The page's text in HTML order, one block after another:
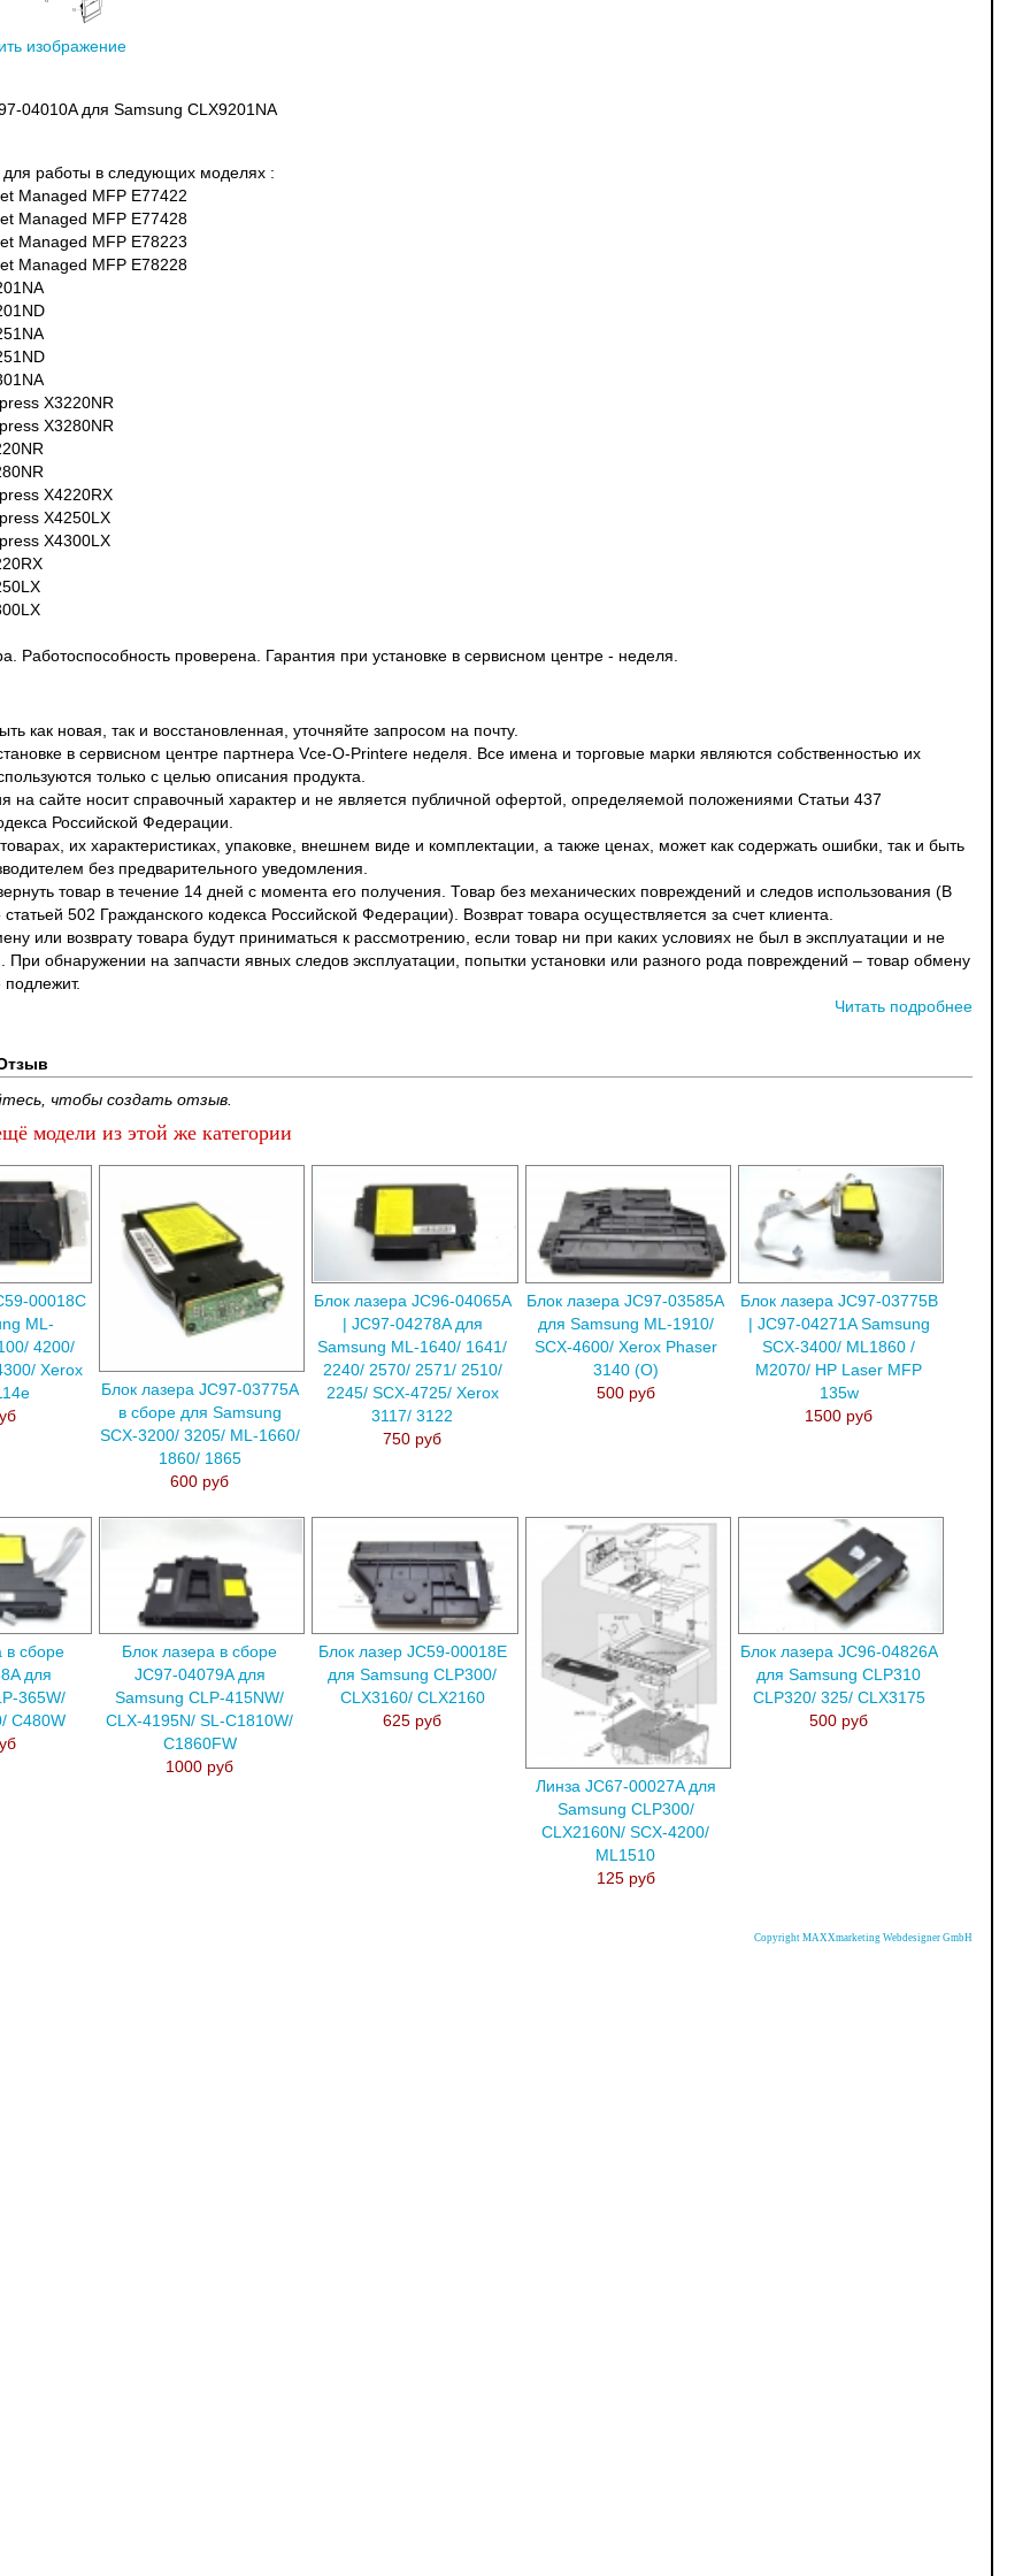
изображение
04010A для Samsung CLX9201NA
работы в следующих моделях :
Managed MFP E77422
Managed MFP E77428
Managed MFP E78223
Managed MFP E78228
X3220NR
X3280NR
X4220RX
X4250LX
X4300LX
Работоспособность проверена. Гарантия при установке в сервисном центре - неделя.
как новая, так и восстановленная, уточняйте запросом на почту.
в сервисном центре партнера Vce-O-Printere неделя. Все имена и торговые марки являются собственностью их
только с целью описания продукта.
на сайте носит справочный характер и не является публичной офертой, определяемой положениями Статьи 437
Российской Федерации.
их характеристиках, упаковке, внешнем виде и комплектации, а также ценах, может как содержать ошибки, так и быть
без предварительного уведомления.
товар в течение 14 дней с момента его получения. Товар без механических повреждений и следов использования (В
статьей 502 Гражданского кодекса Российской Федерации). Возврат товара осуществляется за счет клиента.
или возврату товара будут приниматься к рассмотрению, если товар ни при каких условиях не был в эксплуатации и не
При обнаружении на запчасти явных следов эксплуатации, попытки установки или разного рода повреждений – товар обмену
подлежит.
Читать подробнее
чтобы создать отзыв.
модели из этой же категории
00018C
ML-
4200/
Xerox
Блок лазера JC97-03775A
в сборе для Samsung
SCX-3200/ 3205/ ML-1660/
1860/ 1865
600 руб
Блок лазера JC96-04065A
| JC97-04278A для
Samsung ML-1640/ 1641/
2240/ 2570/ 2571/ 2510/
2245/ SCX-4725/ Xerox
3117/ 3122
750 руб
Блок лазера JC97-03585A
для Samsung ML-1910/
SCX-4600/ Xerox Phaser
3140 (О)
500 руб
Блок лазера JC97-03775B
| JC97-04271A Samsung
SCX-3400/ ML1860 /
M2070/ HP Laser MFP
135w
1500 руб
в сборе
для
365W/
C480W
Блок лазера в сборе
JC97-04079A для
Samsung CLP-415NW/
CLX-4195N/ SL-C1810W/
C1860FW
1000 руб
Блок лазер JC59-00018E
для Samsung CLP300/
CLX3160/ CLX2160
625 руб
Линза JC67-00027A для
Samsung CLP300/
CLX2160N/ SCX-4200/
ML1510
125 руб
Блок лазера JC96-04826A
для Samsung CLP310
CLP320/ 325/ CLX3175
500 руб
Copyright MAXXmarketing Webdesigner GmbH